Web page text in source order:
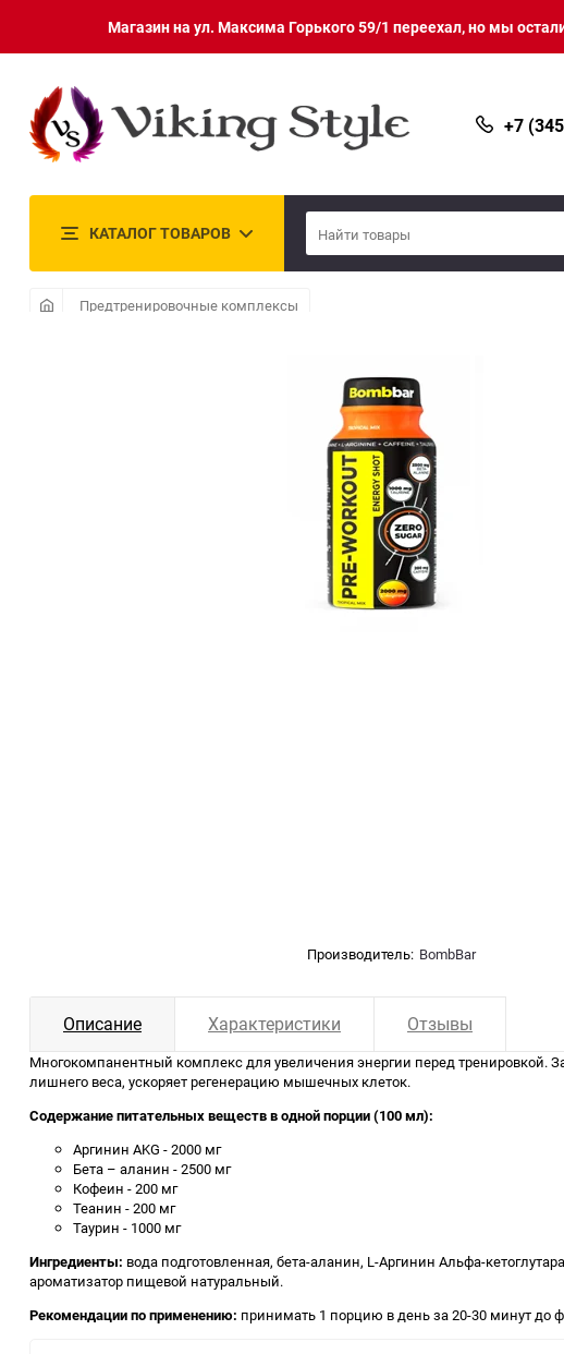
Магазин на ул. Максима Горького 59/1 переехал, но мы
+7
КАТАЛОГ ТОВАРОВ
Предтренировочные комплексы
Производитель: BombBar
Описание Характеристики Отзывы
Многокомпанентный комплекс для увеличения энергии перед тренировкой.
лишнего веса, ускоряет регенерацию мышечных клеток.
Содержание питательных веществ в одной порции (100 мл):
Аргинин AKG - 2000 мг
Бета – аланин - 2500 мг
Кофеин - 200 мг
Теанин - 200 мг
Таурин - 1000 мг
Ингредиенты: вода подготовленная, бета-аланин, L-Аргинин Альфа-
ароматизатор пищевой натуральный.
Рекомендации по применению: принимать 1 порцию в день за 20-30 минут до